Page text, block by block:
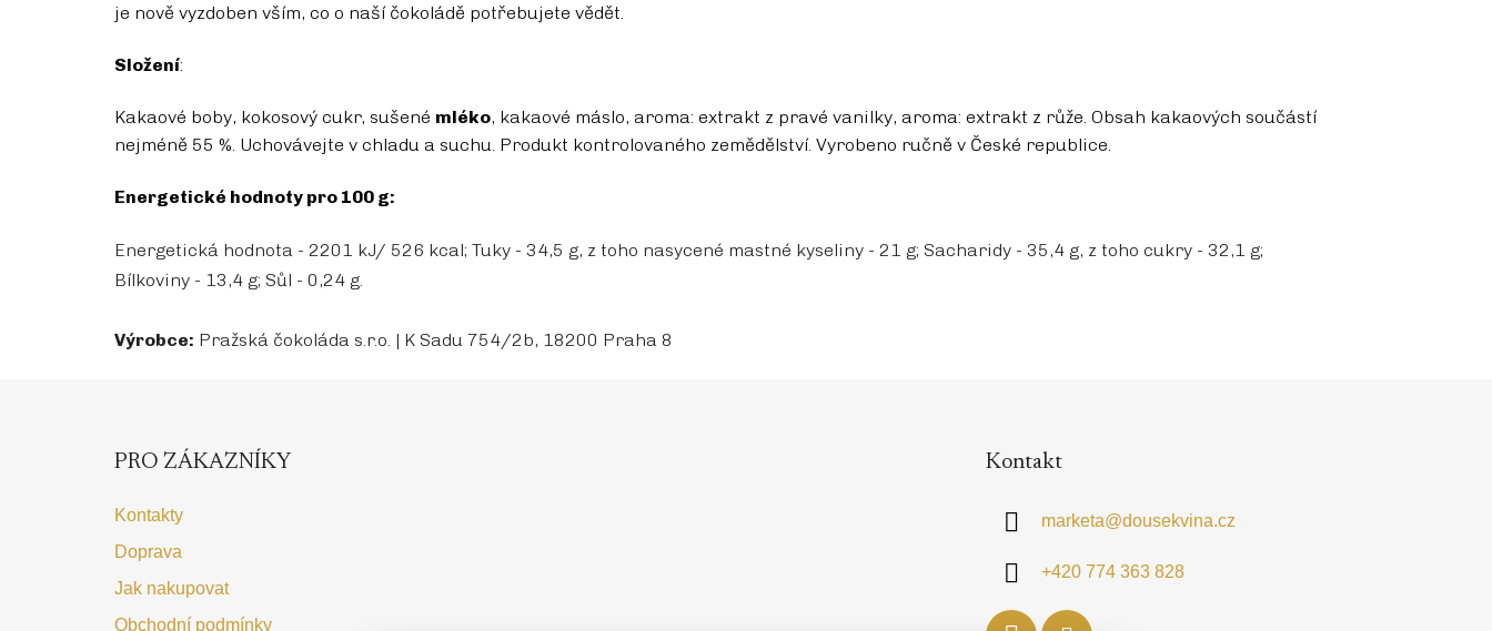
je nově vyzdoben vším, co o naší čokoládě potřebujete vědět.
Složení:
Kakaové boby, kokosový cukr, sušené mléko, kakaové máslo, aroma: extrakt z pravé vanilky, aroma: extrakt z růže. Obsah kakaových součástí
nejméně 55 %. Uchovávejte v chladu a suchu. Produkt kontrolovaného zemědělství. Vyrobeno ručně v České republice.
Energetické hodnoty pro 100 g:
Energetická hodnota - 2201 kJ/ 526 kcal; Tuky - 34,5 g, z toho nasycené mastné kyseliny - 21 g; Sacharidy - 35,4 g, z toho cukry - 32,1 g;
Bílkoviny - 13,4 g; Sůl - 0,24 g.
Výrobce: Pražská čokoláda s.r.o. | K Sadu 754/2b, 18200 Praha 8
PRO ZÁKAZNÍKY
Kontakty
Doprava
Jak nakupovat
Obchodní podmínky
Kontakt
marketa@dousekvina.cz
+420 774 363 828